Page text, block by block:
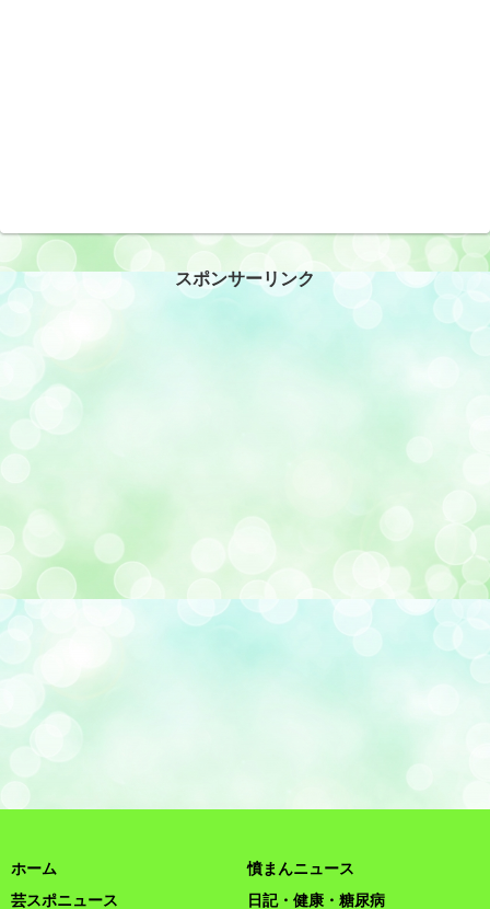
スポンサーリンク
ホーム
憤まんニュース
芸スポニュース
日記・健康・糖尿病